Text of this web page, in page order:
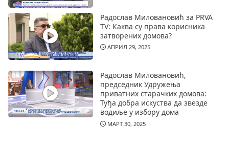
Радослав Миловановић за PRVA
TV: Каква су права корисника
затворених домова?
АПРИЛ 29, 2025
Радослав Миловановић,
председник Удружења
приватних старачких домова:
Туђа добра искуства да звезде
водиље у избору дома
МАРТ 30, 2025